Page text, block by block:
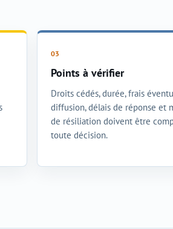
Points à vérifier
Droits cédés, durée, frais
diffusion, délais de réponse et
de résiliation doivent être
toute décision.